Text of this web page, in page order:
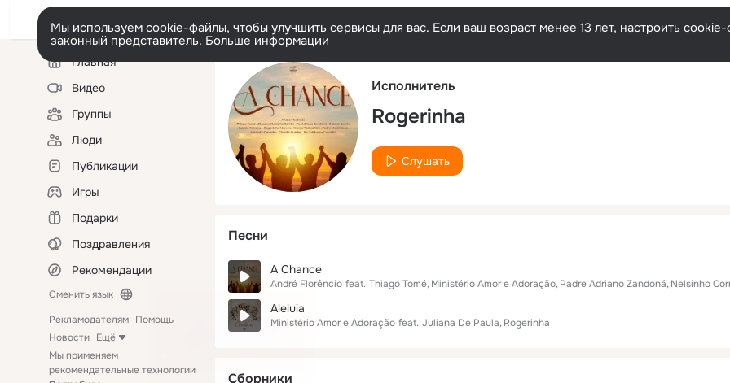
Мы используем cookie-файлы, чтобы улучшить сервисы для вас. Если ваш возраст менее 13 лет, настроить
законный представитель. Больше информации
Левая
колонкаГлавная
Видео
Группы
Люди
Публикации
Игры
Подарки
Поздравления
Рекомендации
Сменить язык
Рекламодателям Помощь
Новости Ещё
Мы применяем
рекомендательные технологии
Исполнитель
Rogerinha
Слушать
Песни
A Chance
André Florêncio feat. Thiago Tomé Ministério Amor e Adoração Padre Adriano Zandoná Nelsinho
Aleluia
Ministério Amor e Adoração feat. Juliana De Paula Rogerinha
Сборники